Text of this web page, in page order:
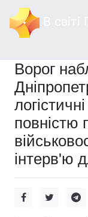
Ворог
повністю
інтерв'ю